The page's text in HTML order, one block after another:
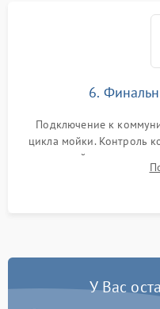
6.
Подключение к
цикла мойки. Контроль
до нужной
штатного слива и
У Вас